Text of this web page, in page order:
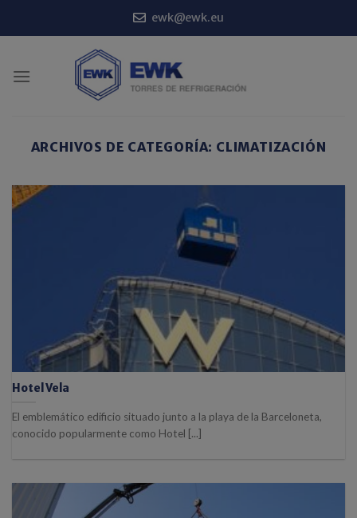
ewk@ewk.eu
ARCHIVOS DE CATEGORÍA: CLIMATIZACIÓN
Hotel Vela
El emblemático edificio situado junto a la playa de la Barceloneta,
conocido popularmente como Hotel [...]